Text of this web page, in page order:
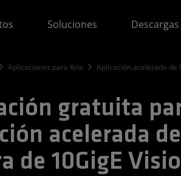
Soluciones
Aplicaciones para Kria Aplicación acelerada de
gratuita
acelerada
de 10GigE